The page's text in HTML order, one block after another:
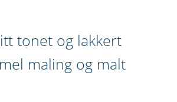
tonet og lakkert
maling og malt